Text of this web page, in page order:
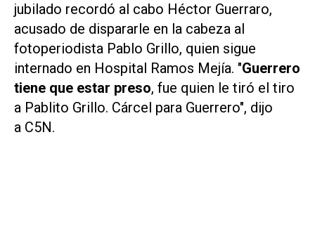
jubilado recordó al cabo Héctor Guerraro,
acusado de dispararle en la cabeza al
fotoperiodista Pablo Grillo, quien sigue
internado en Hospital Ramos Mejía. "Guerrero
tiene que estar preso, fue quien le tiró el tiro
a Pablito Grillo. Cárcel para Guerrero", dijo
a C5N.